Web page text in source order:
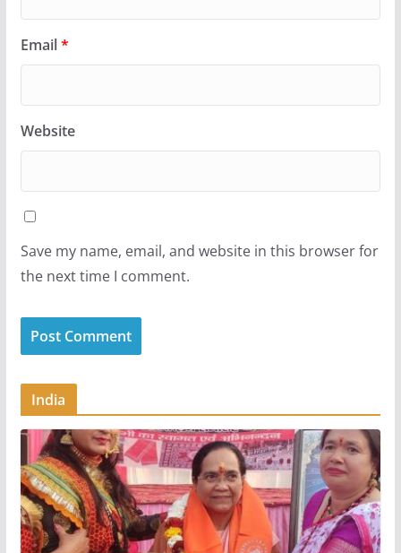
Email*
Website
Save my name, email, and website in this browser for
the next time I comment.
India